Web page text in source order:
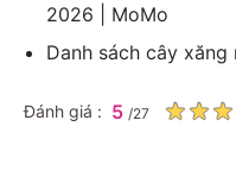
2026 | MoMo
Danh sách cây
Đánh giá : 5 /27